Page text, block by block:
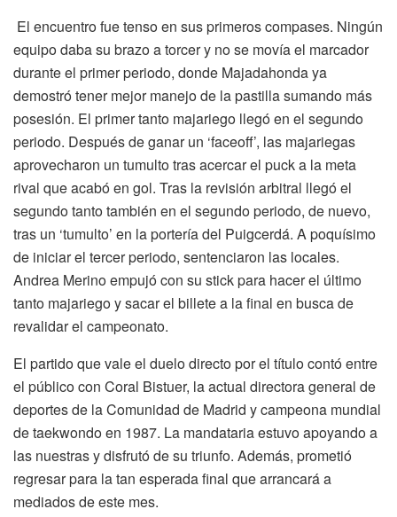
El encuentro fue tenso en sus primeros compases. Ningún
equipo daba su brazo a torcer y no se movía el marcador
durante el primer periodo, donde Majadahonda ya
demostró tener mejor manejo de la pastilla sumando más
posesión. El primer tanto majariego llegó en el segundo
periodo. Después de ganar un ‘faceoff’, las majariegas
aprovecharon un tumulto tras acercar el puck a la meta
rival que acabó en gol. Tras la revisión arbitral llegó el
segundo tanto también en el segundo periodo, de nuevo,
tras un ‘tumulto’ en la portería del Puigcerdá. A poquísimo
de iniciar el tercer periodo, sentenciaron las locales.
Andrea Merino empujó con su stick para hacer el último
tanto majariego y sacar el billete a la final en busca de
revalidar el campeonato.
El partido que vale el duelo directo por el título contó entre
el público con Coral Bistuer, la actual directora general de
deportes de la Comunidad de Madrid y campeona mundial
de taekwondo en 1987. La mandataria estuvo apoyando a
las nuestras y disfrutó de su triunfo. Además, prometió
regresar para la tan esperada final que arrancará a
mediados de este mes.